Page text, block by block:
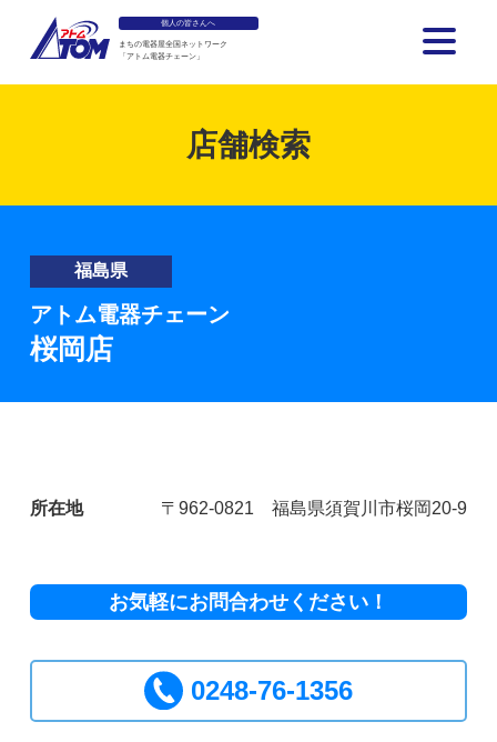
個人の皆さんへ
まちの電器屋全国ネットワーク
「アトム電器チェーン」
店舗検索
福島県
アトム電器チェーン
桜岡店
所在地 〒962-0821 福島県須賀川市桜岡20-9
お気軽にお問合わせください！
0248-76-1356